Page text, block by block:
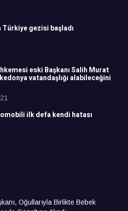
gezisi başladı
eski Başkanı Salih Murat
vatandaşlığı alabileceğini
ilk defa kendi hatası
Oğullarıyla Birlikte Bebek